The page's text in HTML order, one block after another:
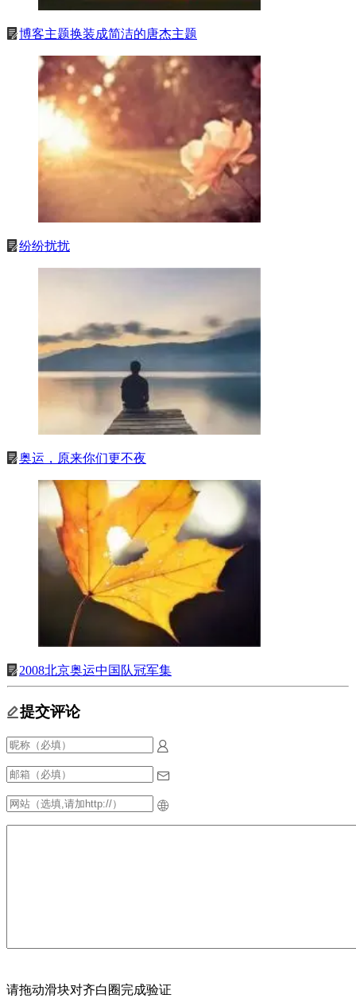
提交评论
请拖动滑块对齐白圈完成验证
博客主题换装成简洁的唐杰主题
纷纷扰扰
奥运，原来你们更不夜
2008北京奥运中国队冠军集